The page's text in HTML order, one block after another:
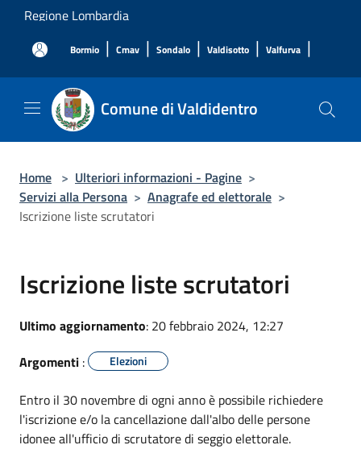
Salta al contenuto principale
Regione Lombardia
Bormio | Cmav | Sondalo | Valdisotto | Valfurva |
Comune di Valdidentro
Home > Ulteriori informazioni - Pagine >
Servizi alla Persona > Anagrafe ed elettorale >
Iscrizione liste scrutatori
Iscrizione liste scrutatori
Ultimo aggiornamento: 20 febbraio 2024, 12:27
Argomenti : Elezioni
Entro il 30 novembre di ogni anno è possibile richiedere
l'iscrizione e/o la cancellazione dall'albo delle persone
idonee all'ufficio di scrutatore di seggio elettorale.